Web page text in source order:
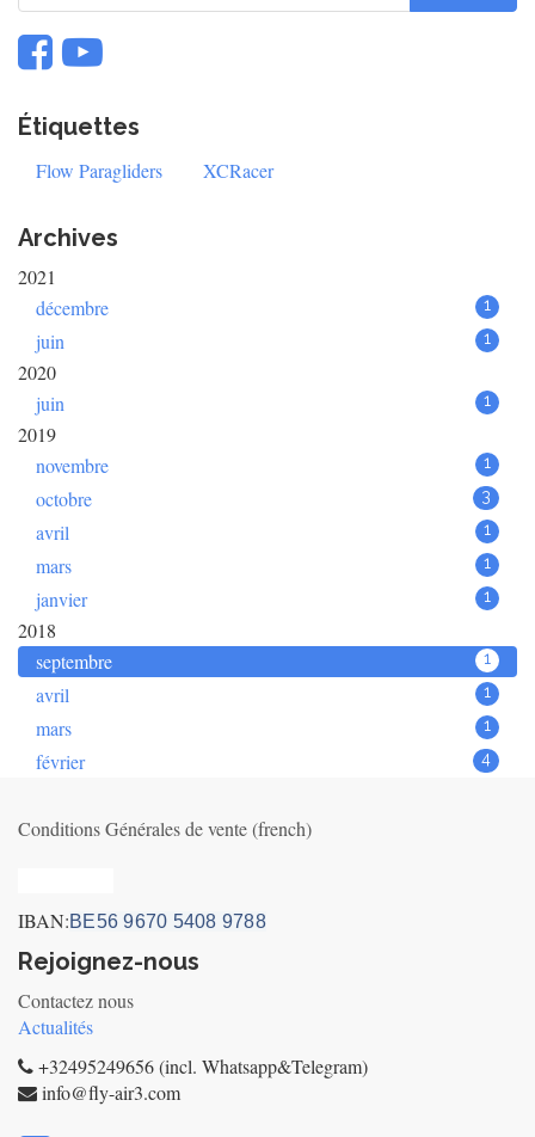
Étiquettes
Flow Paragliders XCRacer
Archives
2021
décembre
1
juin 1
2020
juin
1
2019
novembre
1
octobre 3
avril 1
mars 1
janvier 1
2018
septembre
1
avril 1
mars 1
février 4
Conditions Générales de vente (french)
IBAN:BE56 9670 5408 9788
Rejoignez-nous
Contactez nous
Actualités
+32495249656 (incl. Whatsapp&Telegram)
info@fly-air3.com